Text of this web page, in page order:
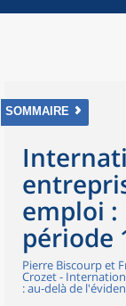
SOMMAIRE
emploi :
période
Pierre Biscourp et
Crozet -
: au-delà de